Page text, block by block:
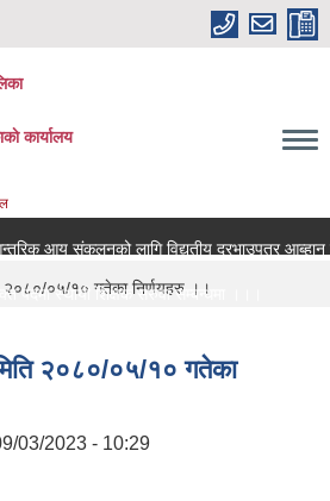
कार्यालय
आय संकलनको लागि विद्युतीय दरभाउपत्र आब्हान
पदमा स्थायी शिक्षक सरुवा सम्बन्धमा ।।।
२०८०/०५/१० गतेका निर्णयहरु ।।
मिति २०८०/०५/१० गतेका
03/2023 - 10:29